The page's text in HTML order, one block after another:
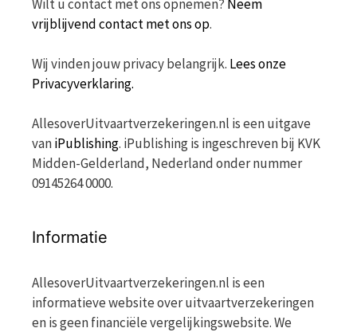
Wilt u contact met ons opnemen? Neem
vrijblijvend contact met ons op.
Wij vinden jouw privacy belangrijk. Lees onze
Privacyverklaring.
AllesoverUitvaartverzekeringen.nl is een uitgave
vaniPublishing. iPublishing is ingeschreven bij KVK
Midden-Gelderland, Nederland onder nummer
09145264 0000.
Informatie
AllesoverUitvaartverzekeringen.nl is een
informatieve website over uitvaartverzekeringen
en is geen financiële vergelijkingswebsite. We